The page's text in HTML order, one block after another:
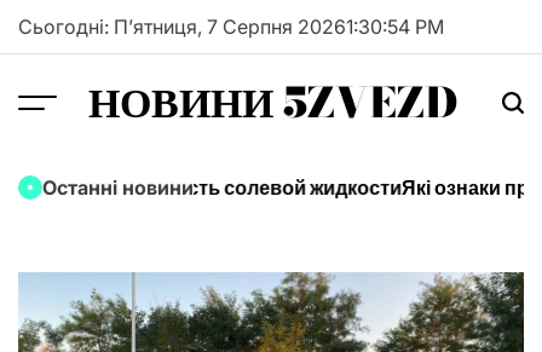
Перейти
Сьогодні: П’ятниця, 7 Серпня 20261:30:55 PM
НОВИНИ 5ZVEZD
Останні новини
выбрать крепость солевой жидкостиЯкі ознаки